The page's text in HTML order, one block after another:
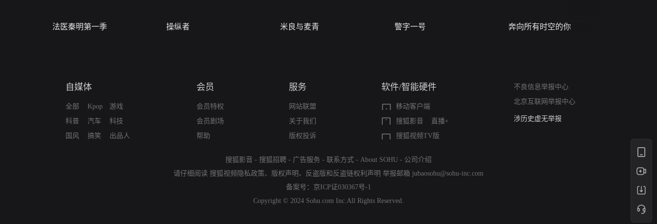
法医秦明第一季 操纵者 米良与麦青 警字一号 奔向所有时空的你
自媒体
全部
科普
国风
Kpop
汽车
搞笑
游戏
科技
出品人
会员
会员特权
会员剧场
帮助
服务
网站联盟
关于我们
版权投诉
软件/智能硬件
移动客户端
搜狐影音
直播+
搜狐视频TV版
不良信息举报中心
北京互联网举报中心
亚运会举报专区
涉历史虚无举报
搜狐影音 - 搜狐招聘 - 广告服务 - 联系方式 - About SOHU - 公司介绍
请仔细阅读 搜狐视频隐私政策、 版权声明 、 反盗版和反盗链权利声明 举报邮箱 jubaosohu@sohu-inc.com
备案号： 京ICP证030367号-1
Copyright © 2024 Sohu.com Inc.All Rights Reserved.